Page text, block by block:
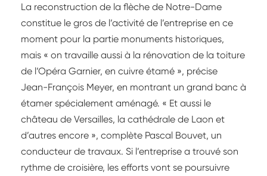
La reconstruction de la flèche de Notre-Dame
constitue le gros de l’activité de l’entreprise en ce
moment pour la partie monuments historiques,
mais « on travaille aussi à la rénovation de la toiture
de l’Opéra Garnier, en cuivre étamé », précise
Jean-François Meyer, en montrant un grand banc à
étamer spécialement aménagé. « Et aussi le
château de Versailles, la cathédrale de Laon et
d’autres encore », complète Pascal Bouvet, un
conducteur de travaux. Si l’entreprise a trouvé son
rythme de croisière, les efforts vont se poursuivre